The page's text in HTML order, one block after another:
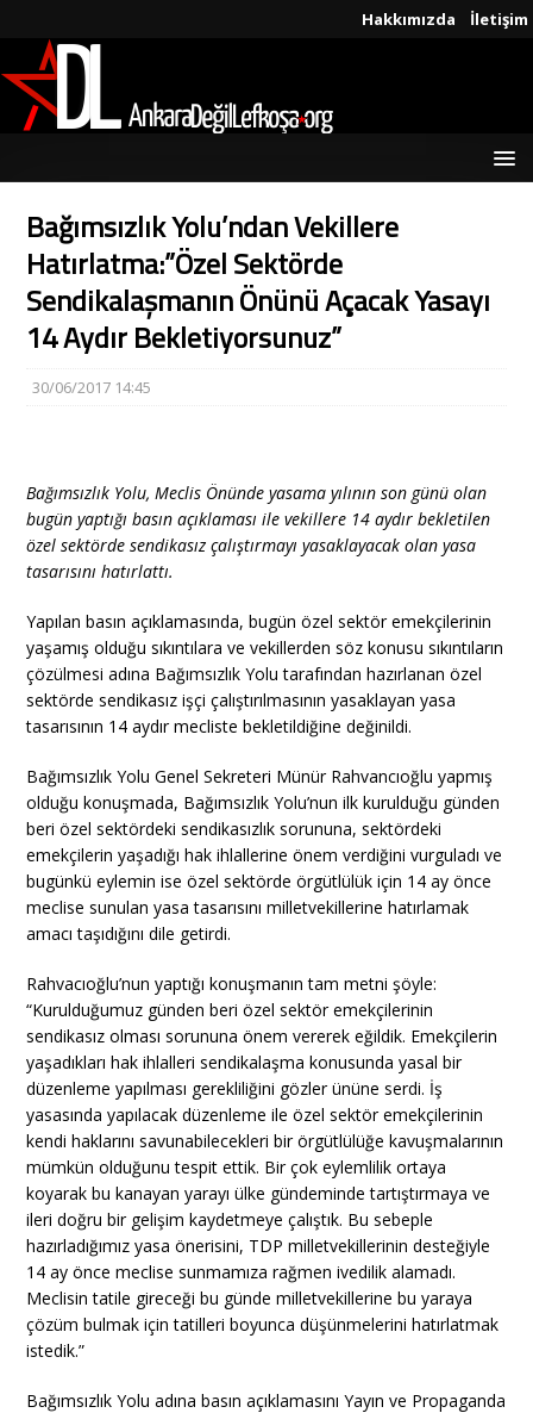
Hakkımızda İletişim
Bağımsızlık Yolu’ndan Vekillere
Hatırlatma:”Özel Sektörde
Sendikalaşmanın Önünü Açacak Yasayı
14 Aydır Bekletiyorsunuz”
30/06/2017 14:45
Bağımsızlık Yolu, Meclis Önünde yasama yılının son günü olan
bugün yaptığı basın açıklaması ile vekillere 14 aydır bekletilen
özel sektörde sendikasız çalıştırmayı yasaklayacak olan yasa
tasarısını hatırlattı.
Yapılan basın açıklamasında, bugün özel sektör emekçilerinin
yaşamış olduğu sıkıntılara ve vekillerden söz konusu sıkıntıların
çözülmesi adına Bağımsızlık Yolu tarafından hazırlanan özel
sektörde sendikasız işçi çalıştırılmasının yasaklayan yasa
tasarısının 14 aydır mecliste bekletildiğine değinildi.
Bağımsızlık Yolu Genel Sekreteri Münür Rahvancıoğlu yapmış
olduğu konuşmada, Bağımsızlık Yolu’nun ilk kurulduğu günden
beri özel sektördeki sendikasızlık sorununa, sektördeki
emekçilerin yaşadığı hak ihlallerine önem verdiğini vurguladı ve
bugünkü eylemin ise özel sektörde örgütlülük için 14 ay önce
meclise sunulan yasa tasarısını milletvekillerine hatırlamak
amacı taşıdığını dile getirdi.
Rahvacıoğlu’nun yaptığı konuşmanın tam metni şöyle:
“Kurulduğumuz günden beri özel sektör emekçilerinin
sendikasız olması sorununa önem vererek eğildik. Emekçilerin
yaşadıkları hak ihlalleri sendikalaşma konusunda yasal bir
düzenleme yapılması gerekliliğini gözler ününe serdi. İş
yasasında yapılacak düzenleme ile özel sektör emekçilerinin
kendi haklarını savunabilecekleri bir örgütlülüğe kavuşmalarının
mümkün olduğunu tespit ettik. Bir çok eylemlilik ortaya
koyarak bu kanayan yarayı ülke gündeminde tartıştırmaya ve
ileri doğru bir gelişim kaydetmeye çalıştık. Bu sebeple
hazırladığımız yasa önerisini, TDP milletvekillerinin desteğiyle
14 ay önce meclise sunmamıza rağmen ivedilik alamadı.
Meclisin tatile gireceği bu günde milletvekillerine bu yaraya
çözüm bulmak için tatilleri boyunca düşünmelerini hatırlatmak
istedik.”
Bağımsızlık Yolu adına basın açıklamasını Yayın ve Propaganda